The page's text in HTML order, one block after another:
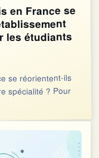
en France se
les étudiants
se réorientent-ils
spécialité ? Pour